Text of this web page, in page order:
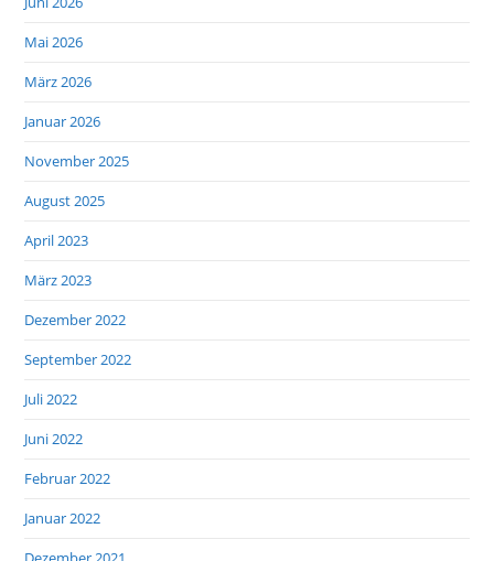
Mai 2026
März 2026
Januar 2026
November 2025
August 2025
April 2023
März 2023
Dezember 2022
September 2022
Juli 2022
Juni 2022
Februar 2022
Januar 2022